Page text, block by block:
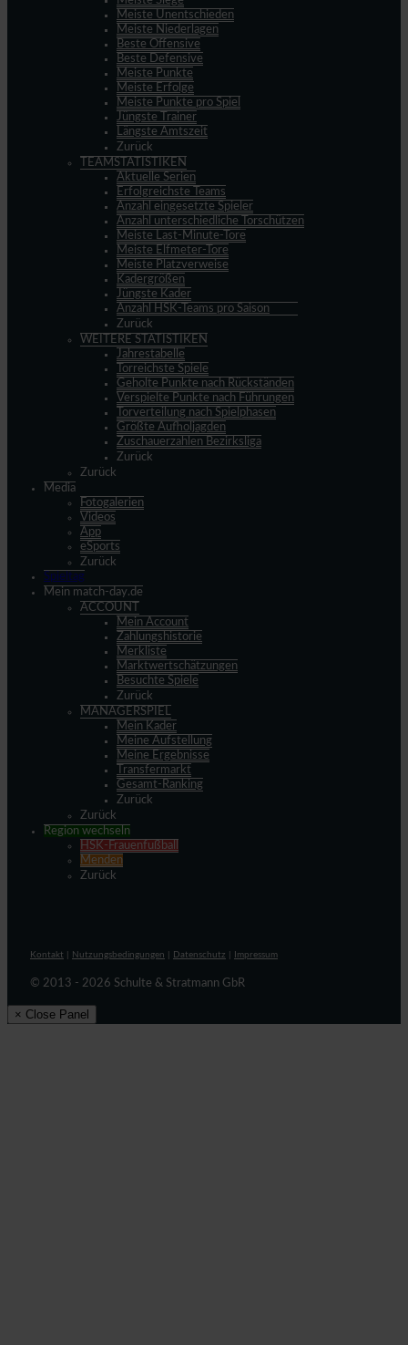
Meiste Unentschieden
Meiste Niederlagen
Beste Offensive
Beste Defensive
Meiste Punkte
Meiste Erfolge
Meiste Punkte pro Spiel
Jüngste Trainer
Längste Amtszeit
Zurück
TEAMSTATISTIKEN
Aktuelle Serien
Erfolgreichste Teams
Anzahl eingesetzte Spieler
Anzahl unterschiedliche Torschützen
Meiste Last-Minute-Tore
Meiste Elfmeter-Tore
Meiste Platzverweise
Kadergrößen
Jüngste Kader
Anzahl HSK-Teams pro Saison
Zurück
WEITERE STATISTIKEN
Jahrestabelle
Torreichste Spiele
Geholte Punkte nach Rückständen
Verspielte Punkte nach Führungen
Torverteilung nach Spielphasen
Größte Aufholjagden
Zuschauerzahlen Bezirksliga
Zurück
Zurück
Media
Fotogalerien
Videos
App
eSports
Zurück
Spieltag
Mein match-day.de
ACCOUNT
Mein Account
Zahlungshistorie
Merkliste
Marktwertschätzungen
Besuchte Spiele
Zurück
MANAGERSPIEL
Mein Kader
Meine Aufstellung
Meine Ergebnisse
Transfermarkt
Gesamt-Ranking
Zurück
Zurück
Region wechseln
HSK-Frauenfußball
Menden
Zurück
Kontakt Nutzungsbedingungen Datenschutz Impressum
© 2013 - 2026 Schulte & Stratmann GbR
× Close Panel